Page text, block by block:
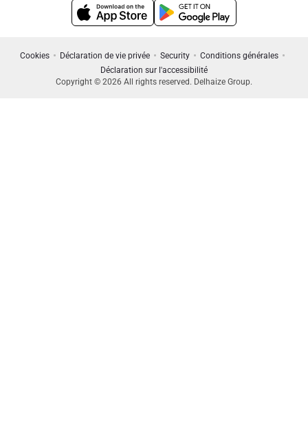
Cookies Déclaration de vie privée Security
Conditions générales
Déclaration sur l'accessibilité
Copyright © 2026 All rights reserved. Delhaize Group.